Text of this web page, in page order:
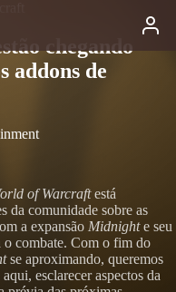
chegando
addons de
of Warcraftestá
da comunidade sobre as
a expansão Midnighte seu
o combate. Com o fim do
se aproximando, queremos
esclarecer aspectos da